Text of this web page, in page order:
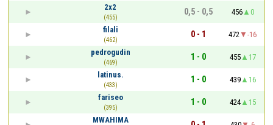
2x2
(455)
0,5 - 0,5 456
0
filali
(462)
0 - 1 472
-16
pedrogudin
(469)
1 - 0 455
17
latinus.
(433)
1 - 0 439
16
fariseo
(395)
1 - 0 424
15
MWAHIMA